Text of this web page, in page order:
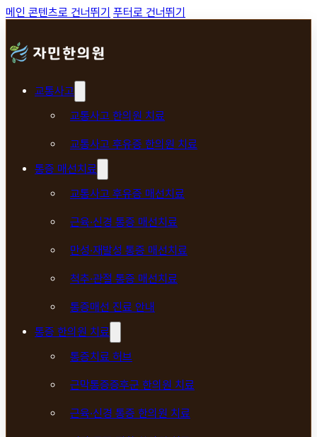
메인 콘텐츠로 건너뛰기 푸터로 건너뛰기
교통사고
교통사고 한의원 치료
교통사고 후유증 한의원 치료
통증 매선치료
교통사고 후유증 매선치료
근육·신경 통증 매선치료
만성·재발성 통증 매선치료
척추·관절 통증 매선치료
통증매선 진료 안내
통증 한의원 치료
통증치료 허브
근막통증증후군 한의원 치료
근육·신경 통증 한의원 치료